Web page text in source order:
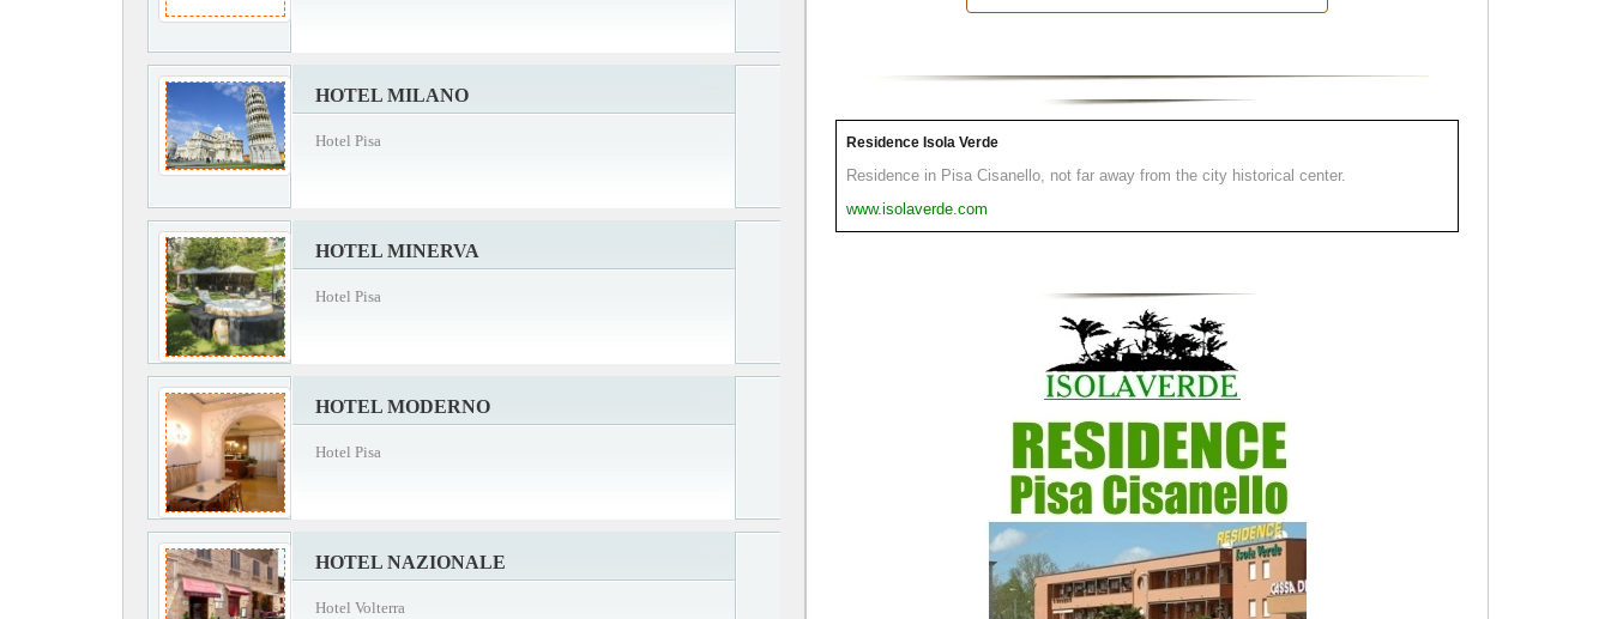
HOTEL MILANO
Hotel Pisa
HOTEL MINERVA
Hotel Pisa
HOTEL MODERNO
Hotel Pisa
HOTEL NAZIONALE
Hotel Volterra
Residence Isola Verde
Residence in Pisa Cisanello, not far away from the city historical center.
www.isolaverde.com